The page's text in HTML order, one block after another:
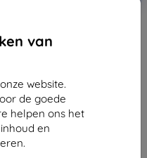
van
website.
de goede
helpen ons het
en
beschermglas
Op voorraad: > 5 stuks